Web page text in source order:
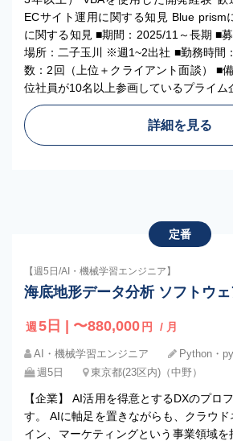
ECサイト運用に関する知見 Blue prism
に関する知見 ■期間：2025/11～長期 ■
場所：二子玉川 ※週1~2出社 ■勤務時間
数：2回（上位＋クライアント面談） ■
位社員が10名以上参画しているプライム
詳細を見る
定番
【週5日/AI・機械学習エンジニア】
海底地形データ分析 ソフトウ
週 5日 | 〜880,000 円 / 月
AI・機械学習エンジニア
Python・
週5日
東京都(23区内)（中野）
【企業】 AI活用を得意とするDXのプロ
す。 AIに軸足を置きながらも、クラウ
イン、マーケティングという事業領域